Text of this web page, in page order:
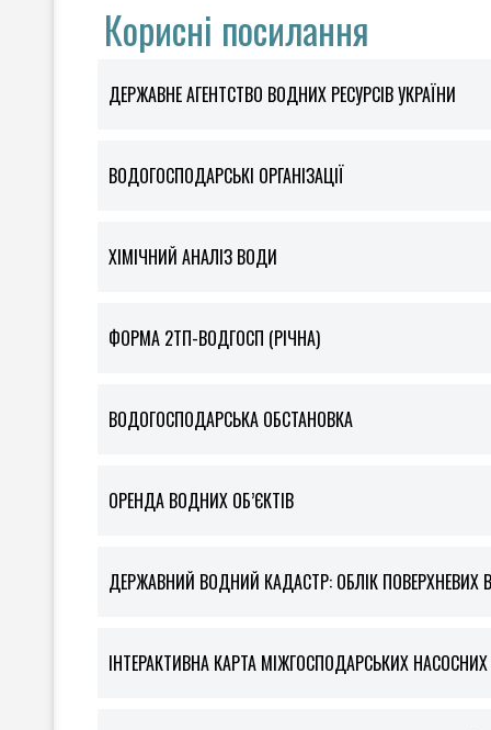
Корисні посилання
ДЕРЖАВНЕ АГЕНТСТВО ВОДНИХ РЕСУРСІВ УКРАЇНИ
ВОДОГОСПОДАРСЬКІ ОРГАНІЗАЦІЇ
ХІМІЧНИЙ АНАЛІЗ ВОДИ
ФOРМА 2ТП-ВОДГОСП (РІЧНА)
ВОДОГОСПОДАРСЬКА ОБСТАНОВКА
ОРЕНДА ВОДНИХ ОБ’ЄКТІВ
ДЕРЖАВНИЙ ВОДНИЙ КАДАСТР: ОБЛІК ПОВЕРХНЕВИХ
ІНТЕРАКТИВНА КАРТА МІЖГОСПОДАРСЬКИХ